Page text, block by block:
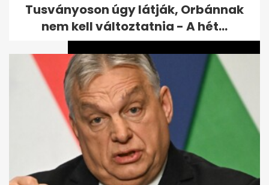
Tusványoson úgy látják, Orbánnak
nem kell változtatnia - A hét...